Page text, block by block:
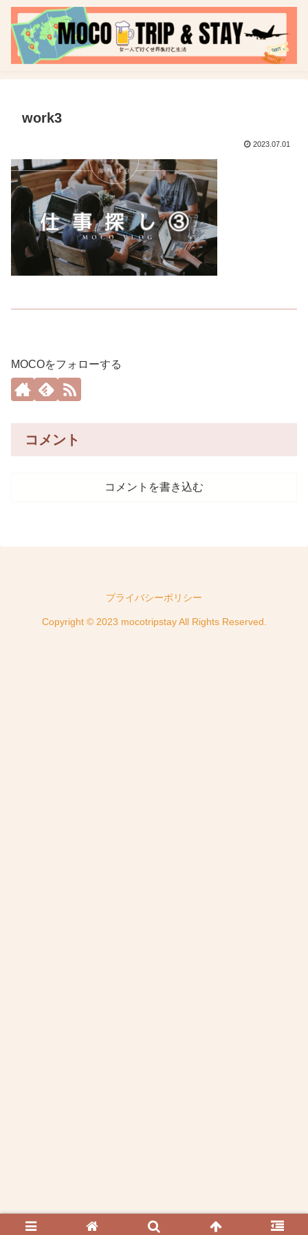
work3
2023.07.01
MOCOをフォローする
コメント
コメントを書き込む
プライバシーポリシー
Copyright © 2023 mocotripstay All Rights Reserved.